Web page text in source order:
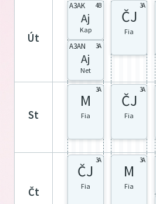
út
A3AK 4B
Aj
Kap
A3AN 3A
Aj
Net
3A
ČJ
Fia
st
3A
M
Fia
3A
ČJ
Fia
čt
3A
ČJ
Fia
3A
M
Fia